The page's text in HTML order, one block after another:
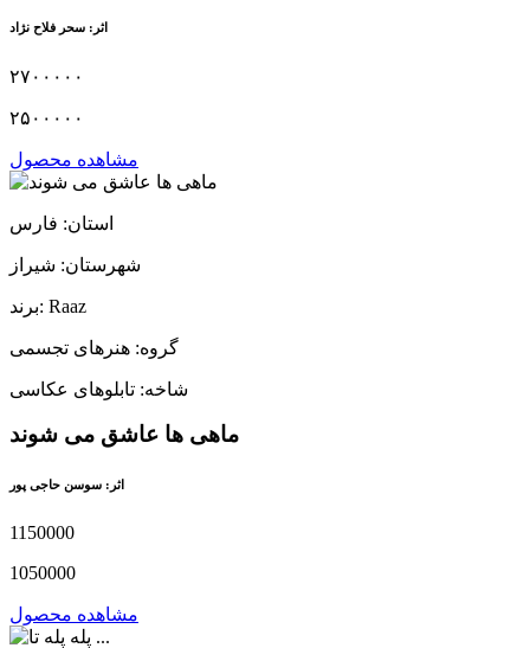
اثر: سحر فلاح نژاد
۲۷۰۰۰۰۰
۲۵۰۰۰۰۰
مشاهده محصول
استان: فارس
شهرستان: شیراز
برند: Raaz
گروه: هنرهای تجسمی
شاخه: تابلوهای عکاسی
ماهی ها عاشق می شوند
اثر: سوسن حاجی پور
1150000
1050000
مشاهده محصول